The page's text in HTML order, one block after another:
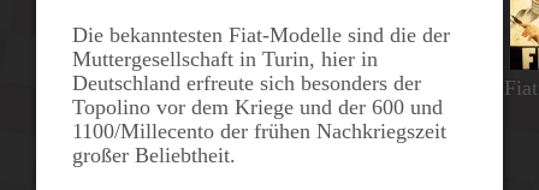
Die bekanntesten Fiat-Modelle sind die der
Muttergesellschaft in Turin, hier in
Deutschland erfreute sich besonders der
Topolinovor dem Kriege und der 600und
1100/Millecentoder frühen Nachkriegszeit
großer Beliebtheit.